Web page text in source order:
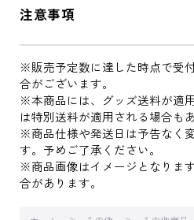
注意事項
※販売予定数に達した時点で受
合がございます。
※本商品には、グッズ送料が適
は特別送料が適用される場合も
※商品仕様や発送日は予告なく
す。予めご了承ください。
※商品画像はイメージとなりま
合があります。